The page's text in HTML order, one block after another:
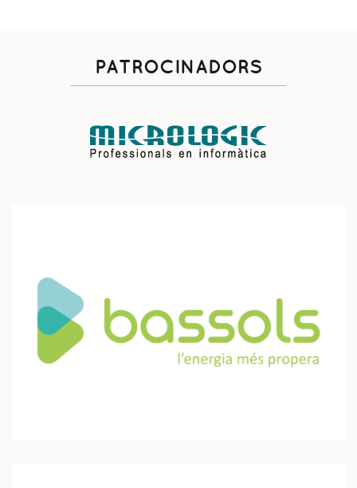
PATROCINADORS